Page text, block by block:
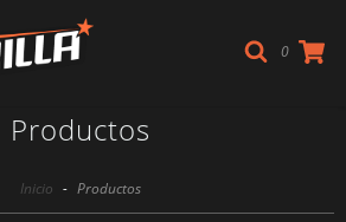
0
Productos
Inicio - Productos